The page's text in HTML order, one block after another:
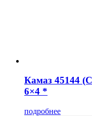
Камаз 45144
6×4 *
подробнее